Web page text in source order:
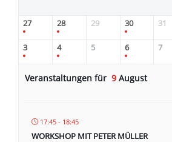
27 28 29 30 31
3 4 5 6 7
Veranstaltungen für 9 August
17:45 - 18:45
WORKSHOP MIT PETER MÜLLER